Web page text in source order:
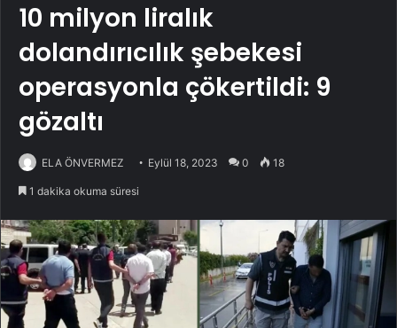
10 milyon liralık
dolandırıcılık şebekesi
operasyonla çökertildi: 9
gözaltı
ELA ÖNVERMEZ Eylül 18, 2023 0 18
1 dakika okuma süresi